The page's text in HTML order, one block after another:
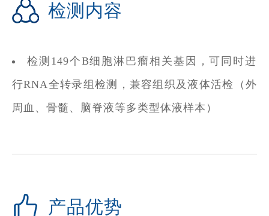
检测内容
检测149个B细胞淋巴瘤相关基因，可同时进
行RNA全转录组检测，兼容组织及液体活检（外
周血、骨髓、脑脊液等多类型体液样本）
产品优势